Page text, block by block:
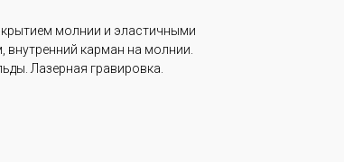
молнии и эластичными
внутренний карман на молнии.
Лазерная гравировка.